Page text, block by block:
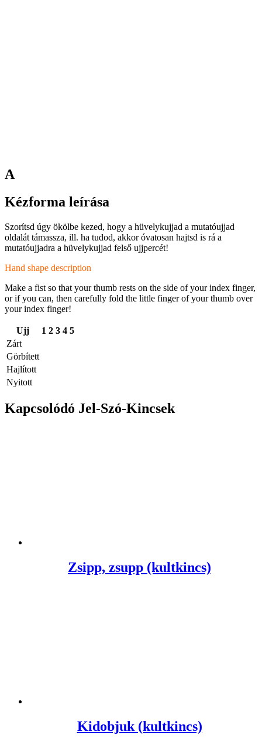
A
Kézforma leírása
Szorítsd úgy ökölbe kezed, hogy a hüvelykujjad a mutatóujjad
oldalát támassza, ill. ha tudod, akkor óvatosan hajtsd is rá a
mutatóujjadra a hüvelykujjad felső ujjpercét!
Hand shape description
Make a fist so that your thumb rests on the side of your index finger,
or if you can, then carefully fold the little finger of your thumb over
your index finger!
Ujj 1 2 3 4 5
Zárt
Görbített
Hajlított
Nyitott
Kapcsolódó Jel-Szó-Kincsek
Zsipp, zsupp (kultkincs)
Kidobjuk (kultkincs)